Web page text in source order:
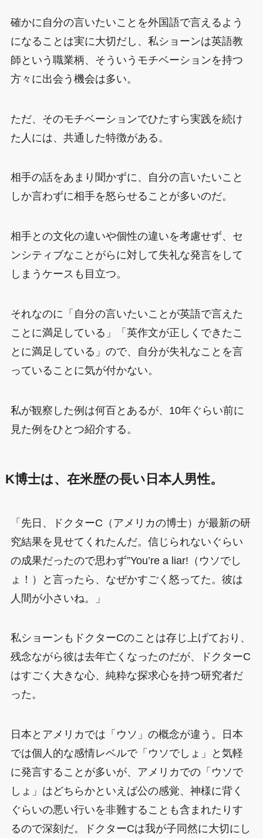
確かに自分の言いたいことを外国語で言えるよう
になることは実に大切だし、私ショーンは英語教
師という職業柄、そういうモチベーションを持つ
方々に出会う機会は多い。
ただ、そのモチベーションでひたすら実践を続け
た人には、共通した特徴がある。
相手の話をあまり聞かずに、自分の言いたいこと
しか言わずに相手を怒らせることが多いのだ。
相手との文化の違いや個性の違いを考慮せず、セ
ンシティブなことがらに対して失礼な発言をして
しまうケースも目立つ。
それなのに「自分の言いたいことが英語で言えた
ことに満足している」「英作文が正しくできたこ
とに満足している」ので、自分が失礼なことを言
っていることに気が付かない。
私が観察した例は何百とあるが、10年ぐらい前に
見た例をひとつ紹介する。
K博士は、在米歴の長い日本人男性。
「先日、ドクターC（アメリカの博士）が最新の研
究結果を見せてくれたんだ。信じられないぐらい
の成果だったので思わず”You’re a liar!（ウソでし
ょ！）と言ったら、なぜかすごく怒ってた。彼は
人間が小さいね。」
私ショーンもドクターCのことは存じ上げており、
残念ながら彼は去年亡くなったのだが、ドクターC
はすごく大きな心、純粋な探求心を持つ研究者だ
った。
日本とアメリカでは「ウソ」の概念が違う。日本
では個人的な感情レベルで「ウソでしょ」と気軽
に発言することが多いが、アメリカでの「ウソで
しょ」はどちらかといえば公の感覚、神様に背く
ぐらいの悪い行いを非難することも含まれたりす
るので深刻だ。ドクターCは我が子同然に大切にし